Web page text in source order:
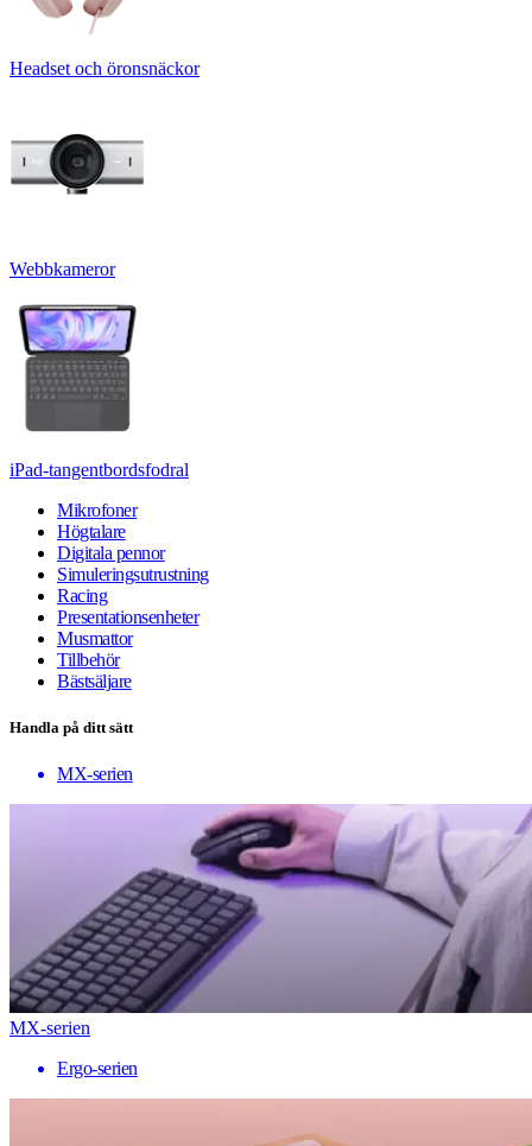
Headset och öronsnäckor
Webbkameror
iPad-tangentbordsfodral
Mikrofoner
Högtalare
Digitala pennor
Simuleringsutrustning
Racing
Presentationsenheter
Musmattor
Tillbehör
Bästsäljare
Handla på ditt sätt
MX-serien
MX-serien
Ergo-serien